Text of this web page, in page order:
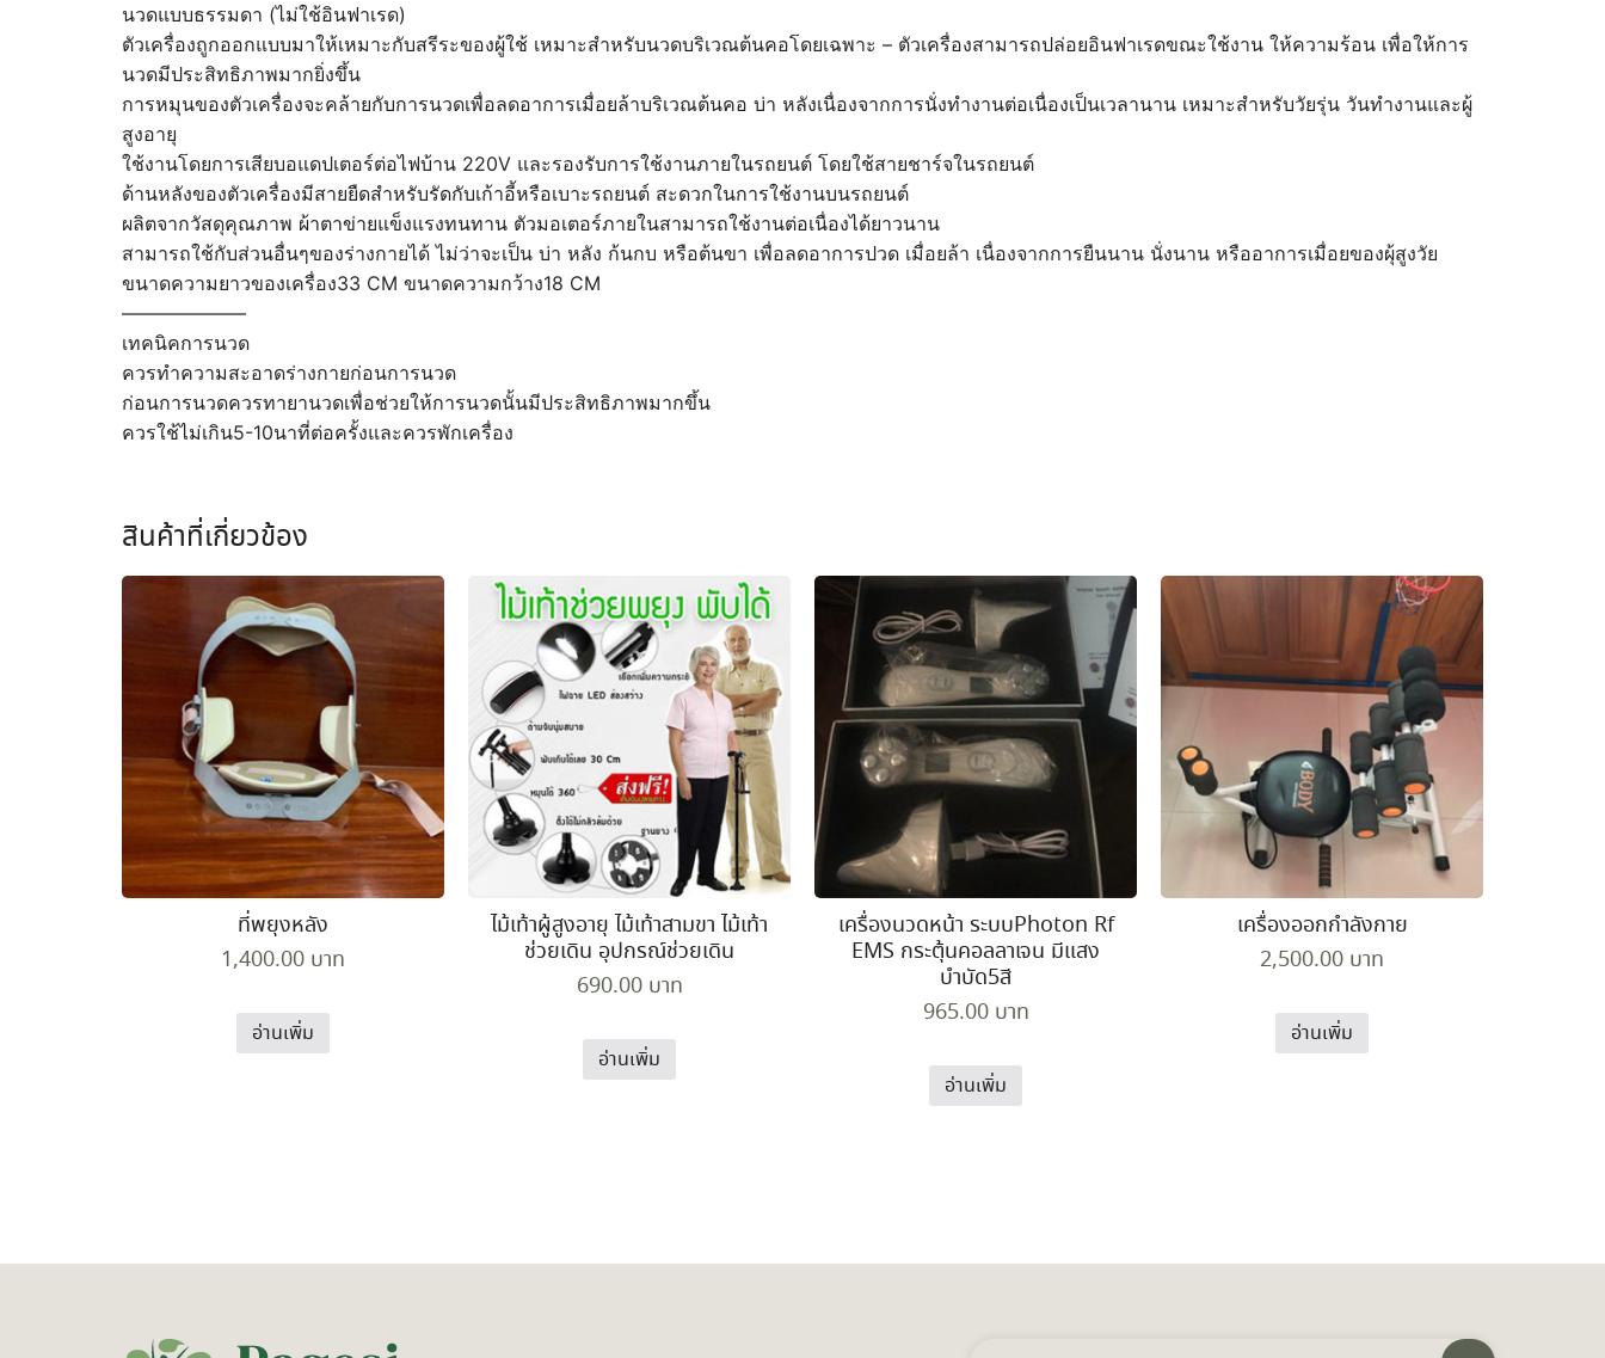
นวดแบบธรรมดา (ไม่ใช้อินฟาเรด)
ตัวเครื่องถูกออกแบบมาให้เหมาะกับสรีระของผู้ใช้ เหมาะสำหรับนวดบริเวณต้นคอโดยเฉพาะ – ตัวเครื่องสามารถปล่อยอินฟาเรดขณะใช้งาน ให้ความร้อน เพื่อให้การ
นวดมีประสิทธิภาพมากยิ่งขึ้น
การหมุนของตัวเครื่องจะคล้ายกับการนวดเพื่อลดอาการเมื่อยล้าบริเวณต้นคอ บ่า หลังเนื่องจากการนั่งทำงานต่อเนื่องเป็นเวลานาน เหมาะสำหรับวัยรุ่น วันทำงานและผู้
สูงอายุ
ใช้งานโดยการเสียบอแดปเตอร์ต่อไฟบ้าน 220V และรองรับการใช้งานภายในรถยนต์ โดยใช้สายชาร์จในรถยนต์
ด้านหลังของตัวเครื่องมีสายยืดสำหรับรัดกับเก้าอี้หรือเบาะรถยนต์ สะดวกในการใช้งานบนรถยนต์
ผลิตจากวัสดุคุณภาพ ผ้าตาข่ายแข็งแรงทนทาน ตัวมอเตอร์ภายในสามารถใช้งานต่อเนื่องได้ยาวนาน
สามารถใช้กับส่วนอื่นๆของร่างกายได้ ไม่ว่าจะเป็น บ่า หลัง ก้นกบ หรือต้นขา เพื่อลดอาการปวด เมื่อยล้า เนื่องจากการยืนนาน นั่งนาน หรืออาการเมื่อยของผุ้สูงวัย
ขนาดความยาวของเครื่อง33 CM ขนาดความกว้าง18 CM
——————–
เทคนิคการนวด
ควรทำความสะอาดร่างกายก่อนการนวด
ก่อนการนวดควรทายานวดเพื่อช่วยให้การนวดนั้นมีประสิทธิภาพมากขึ้น
ควรใช้ไม่เกิน5-10นาที่ต่อครั้งและควรพักเครื่อง
สินค้าที่เกี่ยวข้อง
ที่พยุงหลัง
1,400.00 บาท
อ่านเพิ่ม
ไม้เท้าผู้สูงอายุ ไม้เท้าสามขา ไม้เท้า
ช่วยเดิน อุปกรณ์ช่วยเดิน
690.00 บาท
อ่านเพิ่ม
เครื่องนวดหน้า ระบบPhoton Rf
EMS กระตุ้นคอลลาเจน มีแสง
บำบัด5สี
965.00 บาท
อ่านเพิ่ม
เครื่องออกกำลังกาย
2,500.00 บาท
อ่านเพิ่ม